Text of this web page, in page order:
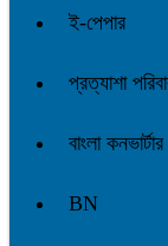
ই-পেপার
প্রত্যাশা
বাংলা কনভার্টার
BN